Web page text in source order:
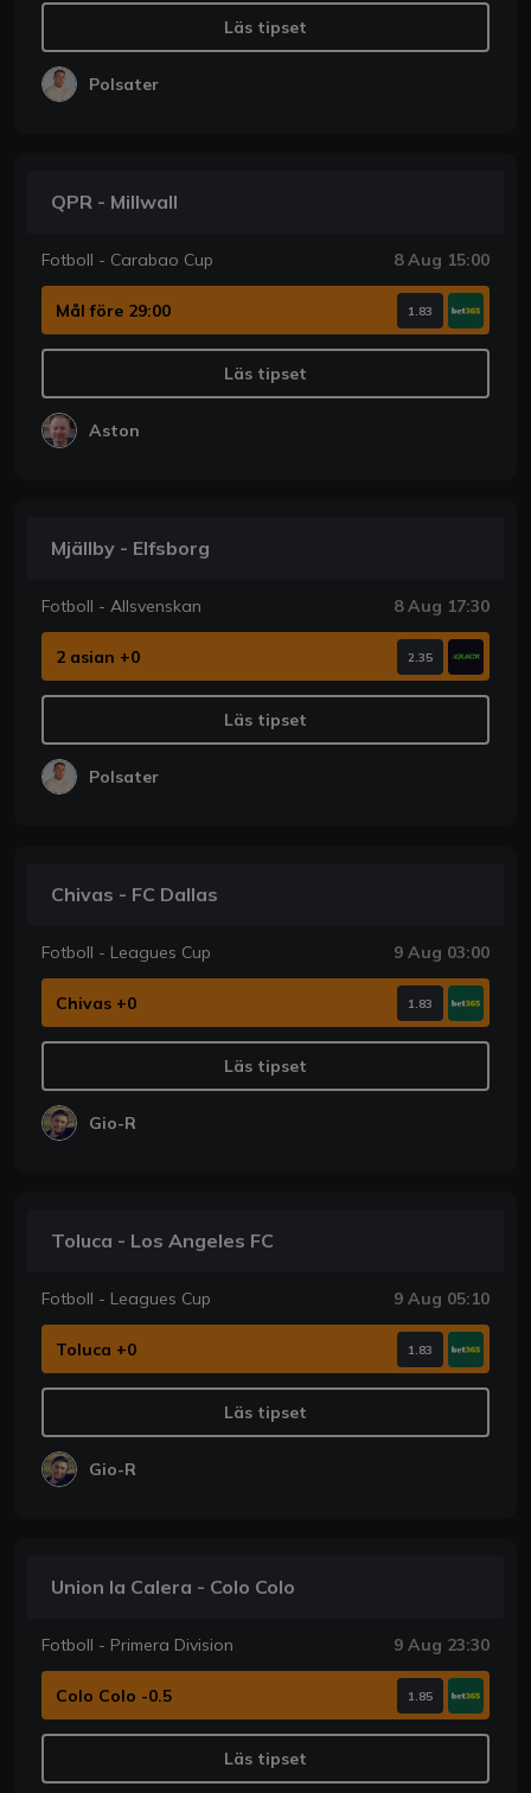
Läs tipset
Polsater
QPR - Millwall
Fotboll - Carabao Cup 8 Aug 15:00
Mål före 29:00 1.83
Läs tipset
Aston
Mjällby - Elfsborg
Fotboll - Allsvenskan 8 Aug 17:30
2 asian +0 2.35
Läs tipset
Polsater
Chivas - FC Dallas
Fotboll - Leagues Cup 9 Aug 03:00
Chivas +0 1.83
Läs tipset
Gio-R
Toluca - Los Angeles FC
Fotboll - Leagues Cup 9 Aug 05:10
Toluca +0 1.83
Läs tipset
Gio-R
Union la Calera - Colo Colo
Fotboll - Primera Division 9 Aug 23:30
Colo Colo -0.5 1.85
Läs tipset